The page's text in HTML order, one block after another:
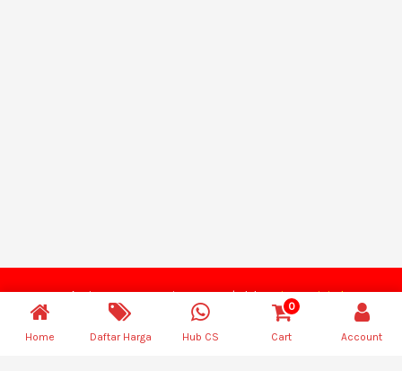
Hak Cipta © 2026 Dwimas Store | oleh Dwimas Digital
Indonesia
Home Daftar Harga Hub CS
0
Cart Account